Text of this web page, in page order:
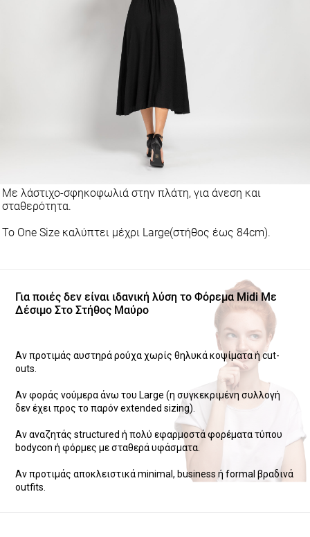
Με λάστιχο-σφηκοφωλιά στην πλάτη, για άνεση και
σταθερότητα.
Το One Size καλύπτει μέχρι Large(στήθος έως 84cm).
Για ποιές δεν είναι ιδανική λύση το Φόρεμα Midi Με
Δέσιμο Στο Στήθος Μαύρο
Αν προτιμάς αυστηρά ρούχα χωρίς θηλυκά κοψίματα ή cut-
outs.
Αν φοράς νούμερα άνω του Large (η συγκεκριμένη συλλογή
δεν έχει προς το παρόν extended sizing).
Αν αναζητάς structured ή πολύ εφαρμοστά φορέματα τύπου
bodycon ή φόρμες με σταθερά υφάσματα.
Αν προτιμάς αποκλειστικά minimal, business ή formal βραδινά
outfits.